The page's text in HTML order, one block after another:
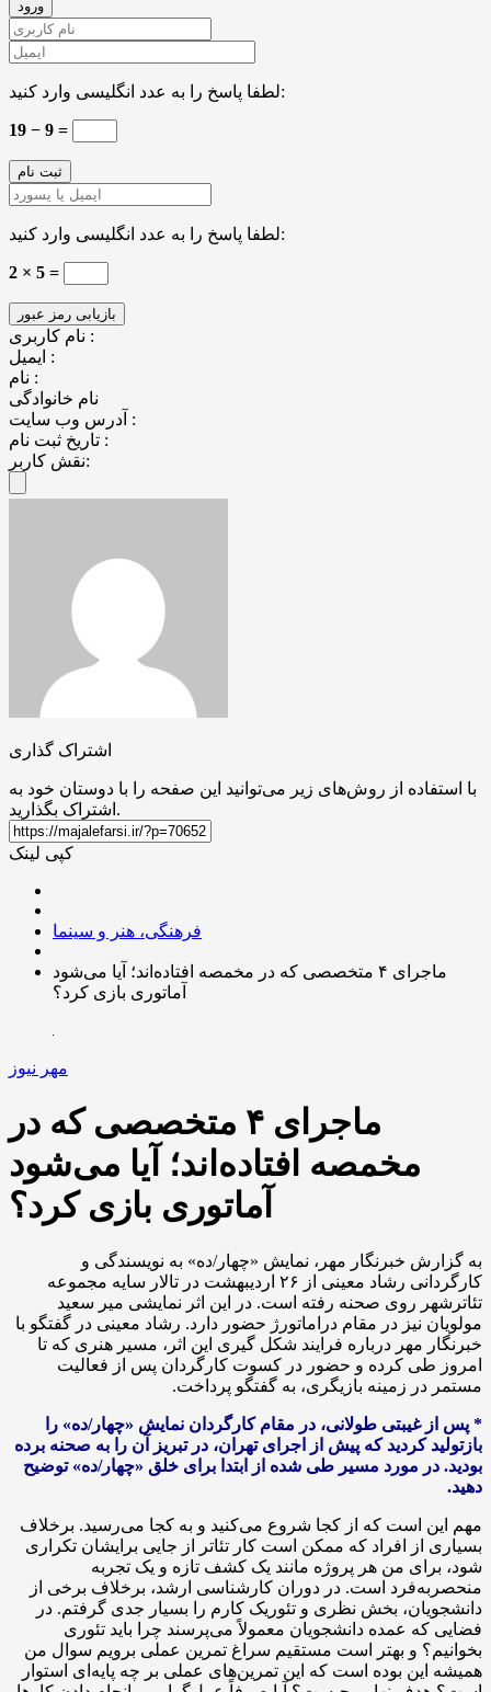
لطفا پاسخ را به عدد انگلیسی وارد کنید:
19 − 9 =
لطفا پاسخ را به عدد انگلیسی وارد کنید:
2 × 5 =
نام کاربری :
ایمیل :
نام :
نام خانوادگی
آدرس وب سایت :
تاریخ ثبت نام :
نقش کاربر:
اشتراک گذاری
با استفاده از روش‌های زیر می‌توانید این صفحه را با دوستان خود به
اشتراک بگذارید.
کپی لینک
فرهنگی، هنر و سینما
ماجرای ۴ متخصصی که در مخمصه افتاده‌اند؛ آیا می‌شود
آماتوری بازی کرد؟
مهر نیوز
ماجرای ۴ متخصصی که در
مخمصه افتاده‌اند؛ آیا می‌شود
آماتوری بازی کرد؟
به گزارش خبرنگار مهر، نمایش «چهار/ده» به نویسندگی و
کارگردانی رشاد معینی از ۲۶ اردیبهشت در تالار سایه مجموعه
تئاترشهر روی صحنه رفته است. در این اثر نمایشی میر سعید
مولویان نیز در مقام دراماتورژ حضور دارد. رشاد معینی در گفتگو با
خبرنگار مهر درباره فرایند شکل گیری این اثر، مسیر هنری که تا
امروز طی کرده و حضور در کسوت کارگردان پس از فعالیت
مستمر در زمینه بازیگری، به گفتگو پرداخت.
* پس از غیبتی طولانی، در مقام کارگردان نمایش «چهار/ده» را
بازتولید کردید که پیش از اجرای تهران، در تبریز آن را به صحنه برده
بودید. در مورد مسیر طی شده از ابتدا برای خلق «چهار/ده» توضیح
دهید.
مهم این است که از کجا شروع می‌کنید و به کجا می‌رسید. برخلاف
بسیاری از افراد که ممکن است کار تئاتر از جایی برایشان تکراری
شود، برای من هر پروژه مانند یک کشف تازه و یک تجربه
منحصربه‌فرد است. در دوران کارشناسی ارشد، برخلاف برخی از
دانشجویان، بخش نظری و تئوریک کارم را بسیار جدی گرفتم. در
فضایی که عمده دانشجویان معمولاً می‌پرسند چرا باید تئوری
بخوانیم؟ و بهتر است مستقیم سراغ تمرین عملی برویم سوال من
همیشه این بوده است که این تمرین‌های عملی بر چه پایه‌ای استوار